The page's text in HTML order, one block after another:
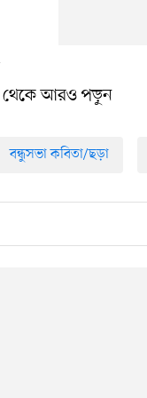
থেকে আরও পড়ুন
বন্ধুসভা কবিতা/ছড়া